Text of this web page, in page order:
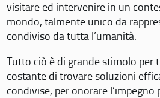
visitare ed intervenire in un
mondo, talmente unico da
condiviso da tutta l’umanità.
Tutto ciò è di grande stimolo per
costante di trovare soluzioni
condivise, per onorare